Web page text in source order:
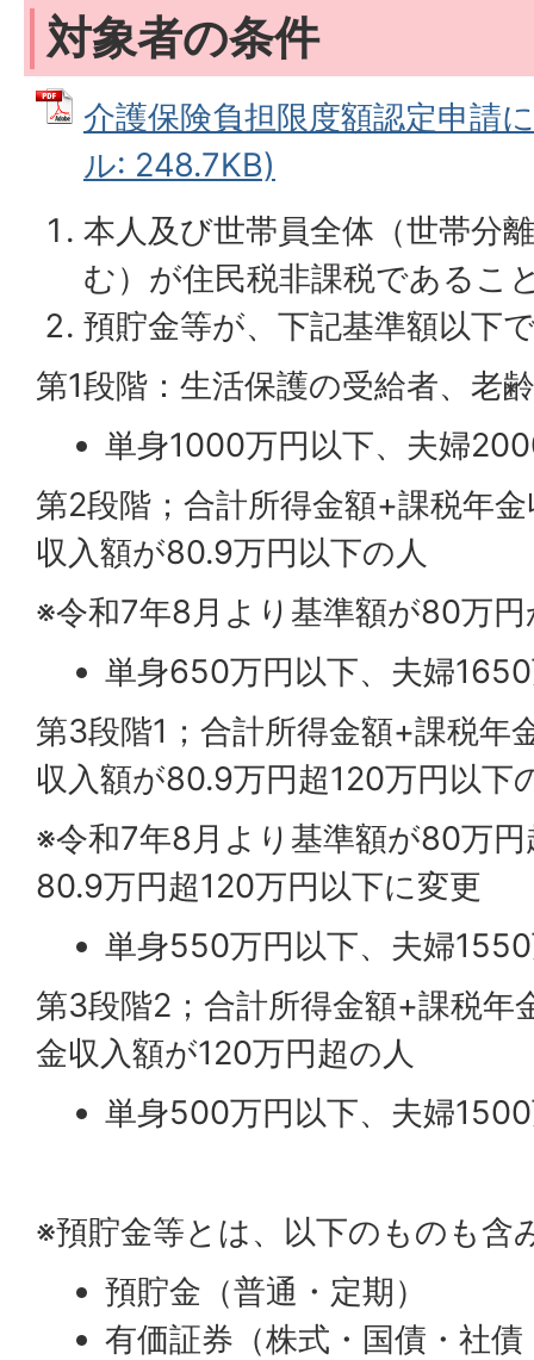
対象者の条件
介護保険負担限度額認定申請
ル: 248.7KB)
本人及び世帯員全体（世帯分
む）が住民税非課税であるこ
預貯金等が、下記基準額以下
第1段階：生活保護の受給者、老
単身1000万円以下、夫婦
第2段階；合計所得金額+課税年
収入額が80.9万円以下の人
※令和7年8月より基準額が80万
単身650万円以下、夫婦
第3段階1；合計所得金額+課税年
収入額が80.9万円超120万円以下
※令和7年8月より基準額が80万
80.9万円超120万円以下に変更
単身550万円以下、夫婦
第3段階2；合計所得金額+課税年
金収入額が120万円超の人
単身500万円以下、夫婦
※預貯金等とは、以下のものも含
預貯金（普通・定期）
有価証券（株式・国債・社